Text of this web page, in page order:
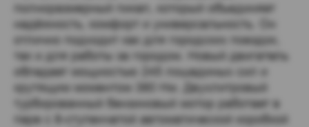
полноразмерный пикап, который объединяет
надёжность, комфорт и универсальность. Он
отлично подходит как для городских поездок,
так и для работы за городом. Новый двигатель
обладает мощностью 245 лошадиных сил и
крутящим моментом 380 Нм. Двухлитровый
турбированный бензиновый мотор работает в
паре с 8-ступенчатой автоматической коробкой